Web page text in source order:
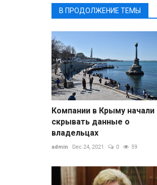
В ПРОДОЛЖЕНИЕ ТЕМЫ
Компании в Крыму начали
скрывать данные о
владельцах
admin Dec 24, 2021 0 59
тысячах...
материалами
Компаниям
российские...
admin
Переход на
отечественного